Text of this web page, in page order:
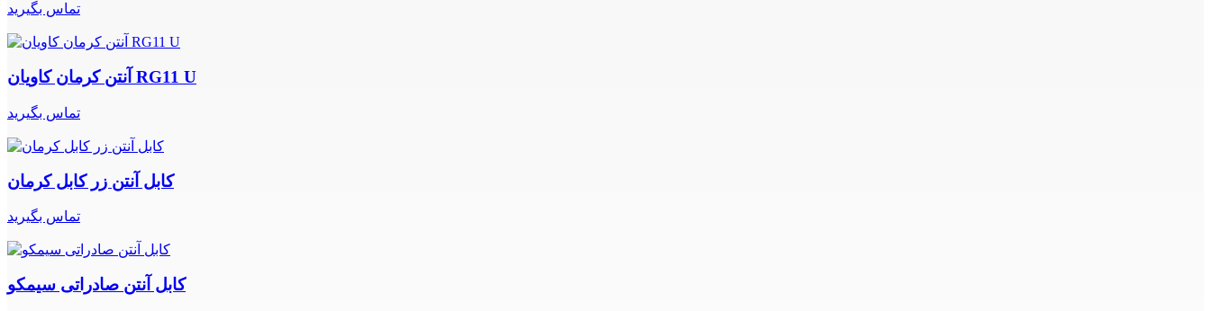
تماس بگیرید
آنتن کرمان کاویان RG11 U
تماس بگیرید
کابل آنتن زر کابل کرمان
تماس بگیرید
کابل آنتن صادراتی سیمکو